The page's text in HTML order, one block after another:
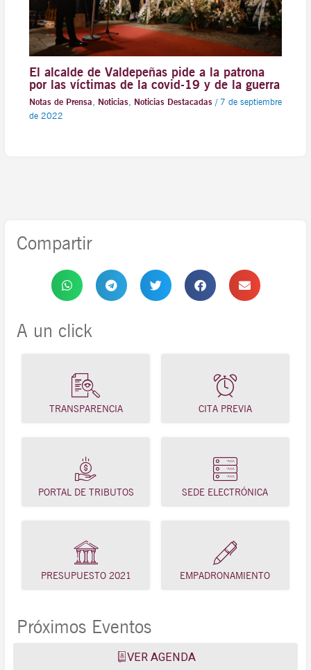
El alcalde de Valdepeñas pide a la patrona
por las víctimas de la covid-19 y de la guerra
Notas de Prensa Noticias, Noticias Destacadas/ 7 de septiembre
de 2022
Compartir
A un click
TRANSPARENCIA CITA PREVIA
PORTAL DE TRIBUTOS SEDE ELECTRÓNICA
PRESUPUESTO 2021 EMPADRONAMIENTO
Próximos Eventos
VER AGENDA